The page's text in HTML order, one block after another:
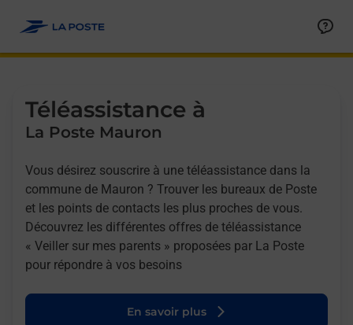
Téléassistance à
La Poste Mauron
Vous désirez souscrire à une téléassistance dans la
commune de Mauron ? Trouver les bureaux de Poste
et les points de contacts les plus proches de vous.
Découvrez les différentes offres de téléassistance
« Veiller sur mes parents » proposées par La Poste
pour répondre à vos besoins
En savoir plus